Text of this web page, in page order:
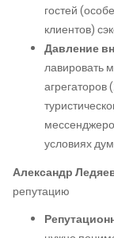
гостей
клиентов)
Давление
лавировать
агрегаторов
условиях
Александр
репутацию